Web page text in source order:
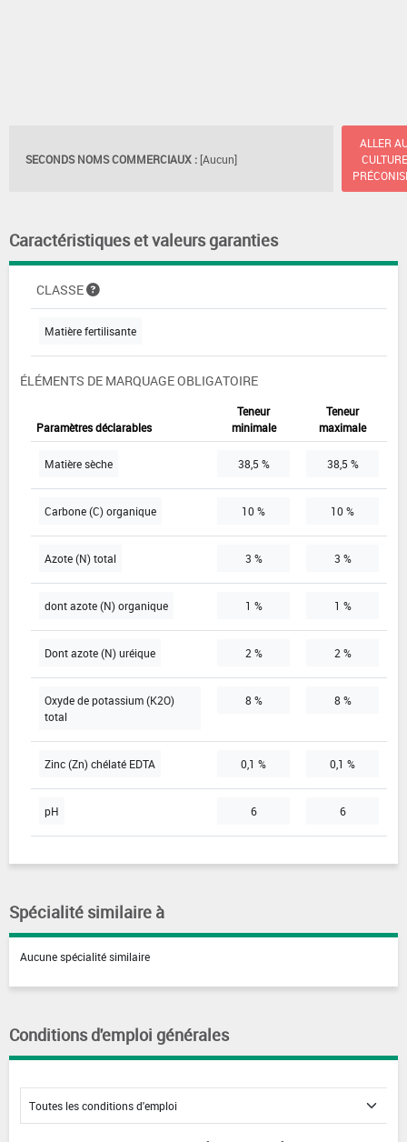
SECONDS NOMS COMMERCIAUX : [Aucun]
ALLER
Caractéristiques et valeurs garanties
CLASSE
Matière fertilisante
ÉLÉMENTS DE MARQUAGE OBLIGATOIRE
Paramètres déclarables
Teneur
minimale
Teneur
maximale
Matière sèche 38,5 % 38,5 %
Carbone (C) organique 10 % 10 %
Azote (N) total 3 % 3 %
dont azote (N) organique 1 % 1 %
Dont azote (N) uréique 2 % 2 %
Oxyde de potassium (K2O)
total
8 % 8 %
Zinc (Zn) chélaté EDTA 0,1 % 0,1 %
pH 6 6
Spécialité similaire à
Aucune spécialité similaire
Conditions d'emploi générales